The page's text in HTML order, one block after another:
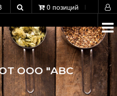
0 позиций
ООО "ABC